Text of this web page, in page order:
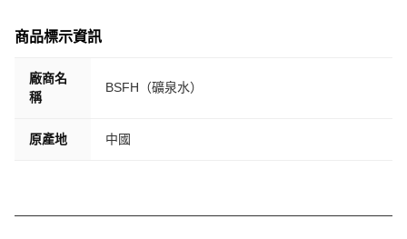
商品標示資訊
廠商名
稱
BSFH（礦泉水）
原產地 中國